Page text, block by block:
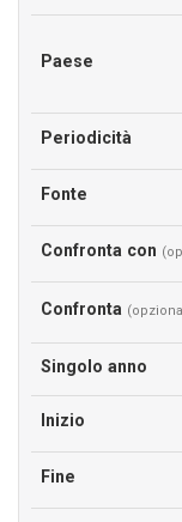
Paese
Periodicità
Fonte
Confronta con
Confronta
Singolo anno
Inizio
Fine